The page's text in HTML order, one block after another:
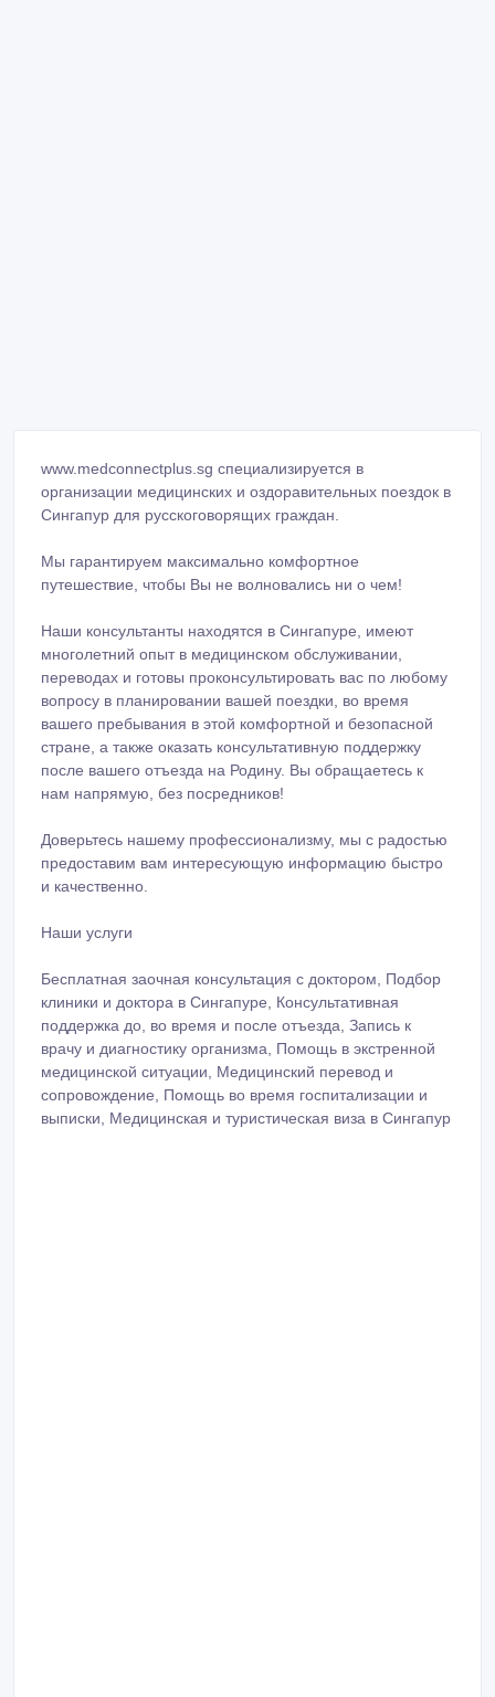
www.medconnectplus.sg специализируется в
организации медицинских и оздоравительных поездок в
Сингапур для русскоговорящих граждан.
Мы гарантируем максимально комфортное
путешествие, чтобы Вы не волновались ни о чем!
Наши консультанты находятся в Сингапуре, имеют
многолетний опыт в медицинском обслуживании,
переводах и готовы проконсультировать вас по любому
вопросу в планировании вашей поездки, во время
вашего пребывания в этой комфортной и безопасной
стране, а также оказать консультативную поддержку
после вашего отъезда на Родину. Вы обращаетесь к
нам напрямую, без посредников!
Доверьтесь нашему профессионализму, мы с радостью
предоставим вам интересующую информацию быстро
и качественно.
Наши услуги
Бесплатная заочная консультация с доктором, Подбор
клиники и доктора в Сингапуре, Консультативная
поддержка до, во время и после отъезда, Запись к
врачу и диагностику организма, Помощь в экстренной
медицинской ситуации, Медицинский перевод и
сопровождение, Помощь во время госпитализации и
выписки, Медицинская и туристическая виза в Сингапур